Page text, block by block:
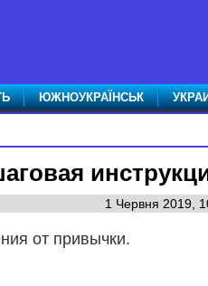
ЮЖНОУКРАЇНСЬК
1 Червня 2019,
от привычки.